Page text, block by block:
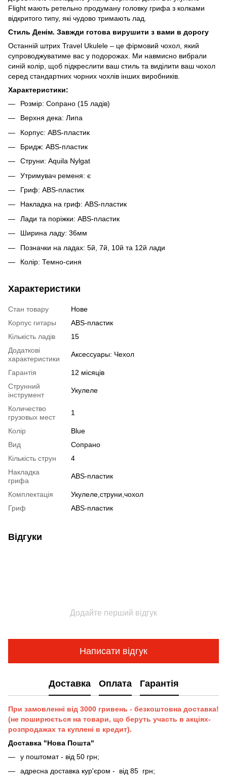
Flight мають ретельно продуману головку грифа з колками
відкритого типу, які чудово тримають лад.
Стиль Денім. Завжди готова вирушити з вами в дорогу
Останній штрих Travel Ukulele – це фірмовий чохол, який
супроводжуватиме вас у подорожах. Ми навмисно вибрали
синій колір, щоб підкреслити ваш стиль та виділити ваш чохол
серед стандартних чорних чохлів інших виробників.
Характеристики:
Розмір: Сопрано (15 ладів)
Верхня дека: Липа
Корпус: ABS-пластик
Бридж: ABS-пластик
Струни: Aquila Nylgat
Утримувач ременя: є
Гриф: ABS-пластик
Накладка на гриф: ABS-пластик
Лади та поріжки: ABS-пластик
Ширина ладу: 36мм
Позначки на ладах: 5й, 7й, 10й та 12й лади
Колір: Темно-синя
Характеристики
Стан товару
Нове
Корпус гитары
ABS-пластик
Кількість ладів
15
Додаткові
характеристики
Аксессуары: Чехол
Гарантія
12 місяців
Струнний
інструмент
Укулеле
Количество
грузовых мест
1
Колір
Blue
Вид
Сопрано
Кількість струн
4
Накладка
грифа
ABS-пластик
Комплектація
Укулеле,струни,чохол
Гриф
ABS-пластик
Відгуки
Додайте перший відгук
Написати відгук
Доставка Оплата Гарантія
При замовленні від 3000 гривень - безкоштовна доставка!
(не поширюється на товари, що беруть участь в акціях-
розпродажах та куплені в кредит).
Доставка "Нова Пошта"
у поштомат - від 50 грн;
адресна доставка кур'єром - від 85 грн;